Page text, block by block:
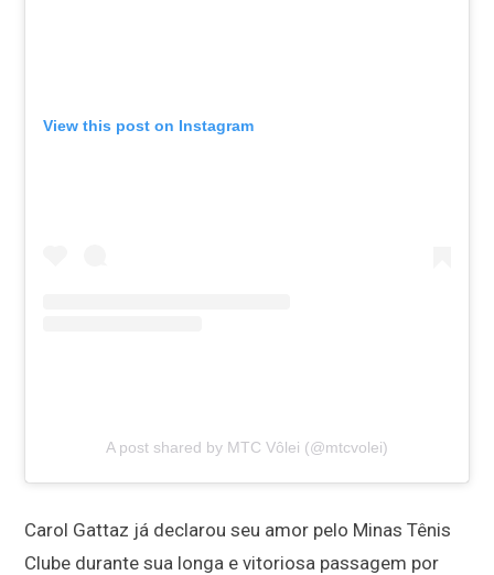
View this post on Instagram
A post shared by MTC Vôlei (@mtcvolei)
Carol Gattaz já declarou seu amor pelo Minas Tênis
Clube durante sua longa e vitoriosa passagem por